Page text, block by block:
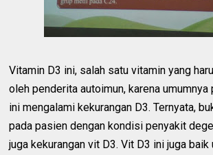
Vitamin D3 ini, salah satu vitamin yang
oleh penderita autoimun, karena
ini mengalami kekurangan D3. Ternyata,
pada pasien dengan kondisi penyakit
juga kekurangan vit D3. Vit D3 ini juga baik